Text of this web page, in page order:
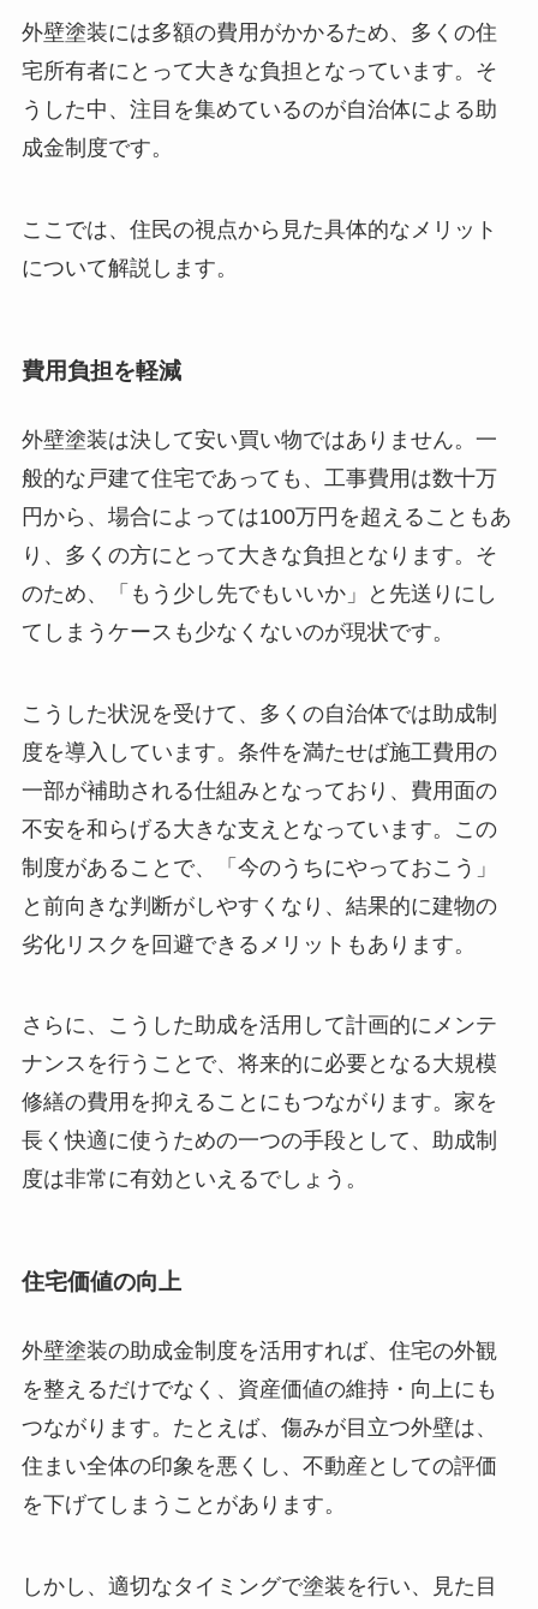
外壁塗装には多額の費用がかかるため、多くの住
宅所有者にとって大きな負担となっています。そ
うした中、注目を集めているのが自治体による助
成金制度です。
ここでは、住民の視点から見た具体的なメリット
について解説します。
費用負担を軽減
外壁塗装は決して安い買い物ではありません。一
般的な戸建て住宅であっても、工事費用は数十万
円から、場合によっては100万円を超えることもあ
り、多くの方にとって大きな負担となります。そ
のため、「もう少し先でもいいか」と先送りにし
てしまうケースも少なくないのが現状です。
こうした状況を受けて、多くの自治体では助成制
度を導入しています。条件を満たせば施工費用の
一部が補助される仕組みとなっており、費用面の
不安を和らげる大きな支えとなっています。この
制度があることで、「今のうちにやっておこう」
と前向きな判断がしやすくなり、結果的に建物の
劣化リスクを回避できるメリットもあります。
さらに、こうした助成を活用して計画的にメンテ
ナンスを行うことで、将来的に必要となる大規模
修繕の費用を抑えることにもつながります。家を
長く快適に使うための一つの手段として、助成制
度は非常に有効といえるでしょう。
住宅価値の向上
外壁塗装の助成金制度を活用すれば、住宅の外観
を整えるだけでなく、資産価値の維持・向上にも
つながります。たとえば、傷みが目立つ外壁は、
住まい全体の印象を悪くし、不動産としての評価
を下げてしまうことがあります。
しかし、適切なタイミングで塗装を行い、見た目